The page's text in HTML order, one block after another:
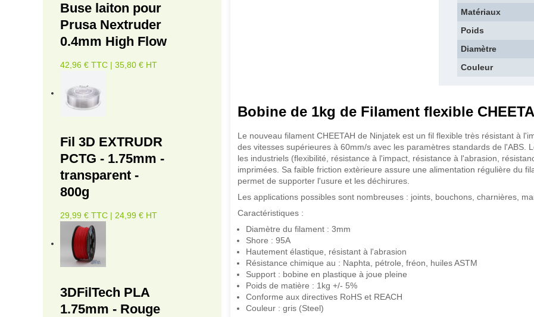
Buse laiton pour
Prusa Nextruder
0.4mm High Flow
42,96 € TTC | 35,80 € HT
Fil 3D EXTRUDR
PCTG - 1.75mm -
transparent -
800g
29,99 € TTC | 24,99 € HT
3DFilTech PLA
1.75mm - Rouge
Matériaux
Poids
Diamètre
Couleur
Bobine de 1kg de Filament flexible
Le nouveau filament CHEETAH de Ninjatek est un fil flexible très résistant à
des vitesses supérieures à 60mm/s avec les paramètres standards de l'ABS.
les industriels (flexibilité, résistance à l'impact, résistance à l'abrasion,
imprimées. Sa faible friction extèrieure assure une alimentation régulière du
permet de supporter l'usure et les déchirures.
Les applications possibles sont nombreuses : joints, bouchons, charnières,
Caractéristiques :
Diamètre du filament : 3mm
Shore : 95A
Hautement élastique, résistant à l'abrasion
Résistance chimique au : Naphta, pétrole, fréon, huiles ASTM
Support : bobine en plastique à joue pleine
Poids de matière : 1kg +/- 5%
Conforme aux directives RoHS et REACH
Couleur : gris (Steel)